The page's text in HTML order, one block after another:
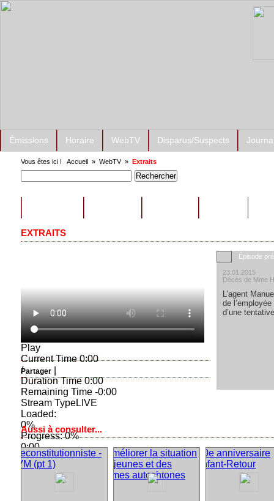
Émissions Horaire WebTV Disparus/Suspects
Vous êtes ici ! Accueil » WebTV» Extraits
EXTRAITS
Play
Current Time0:00
/
Duration Time0:00
Remaining Time -0:00
Stream TypeLIVE
Loaded:
0%
Progress: 0%
0:00
Fullscreen
00:00
Partager
Épisode
23.01.2015
Décès de Mme
L’agent
de
d’une
Aussi à consulter...